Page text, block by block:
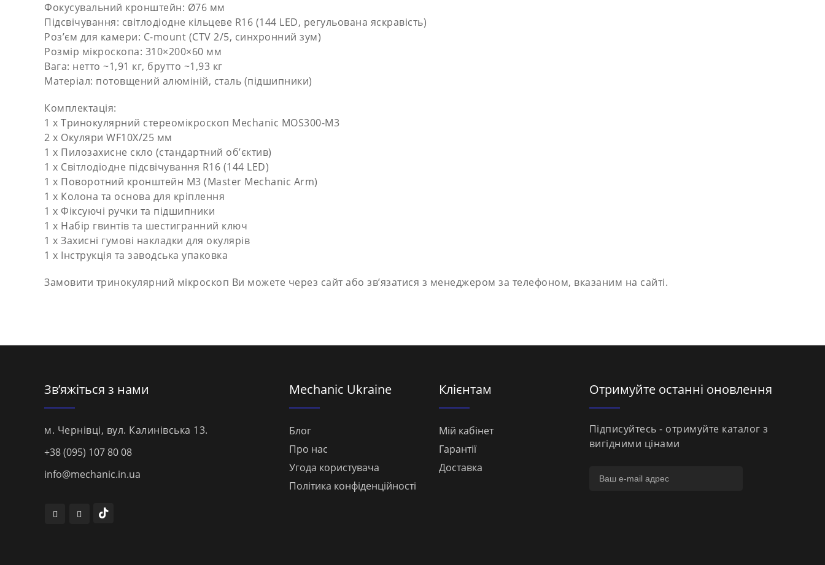
Фокусувальний кронштейн: Ø76 мм
Підсвічування: світлодіодне кільцеве R16 (144 LED, регульована яскравість)
Розʼєм для камери: C-mount (CTV 2/5, синхронний зум)
Розмір мікроскопа: 310×200×60 мм
Вага: нетто ~1,91 кг, брутто ~1,93 кг
Матеріал: потовщений алюміній, сталь (підшипники)
Комплектація:
1 х Тринокулярний стереомікроскоп Mechanic MOS300-M3
2 х Окуляри WF10X/25 мм
1 х Пилозахисне скло (стандартний об’єктив)
1 х Світлодіодне підсвічування R16 (144 LED)
1 х Поворотний кронштейн M3 (Master Mechanic Arm)
1 х Колона та основа для кріплення
1 х Фіксуючі ручки та підшипники
1 х Набір гвинтів та шестигранний ключ
1 х Захисні гумові накладки для окулярів
1 х Інструкція та заводська упаковка
Замовити тринокулярний мікроскоп Ви можете через сайт або зв’язатися з менеджером за телефоном, вказаним на сайті.
Зв’яжіться з нами
м. Чернівці, вул. Калинівська 13.
+38 (095) 107 80 08
info@mechanic.in.ua
Mechanic Ukraine
Блог
Про нас
Угода користувача
Політика конфіденційності
Клієнтам
Мій кабінет
Гарантії
Доставка
Отримуйте останні оновлення
Підписуйтесь - отримуйте каталог з
вигідними цінами